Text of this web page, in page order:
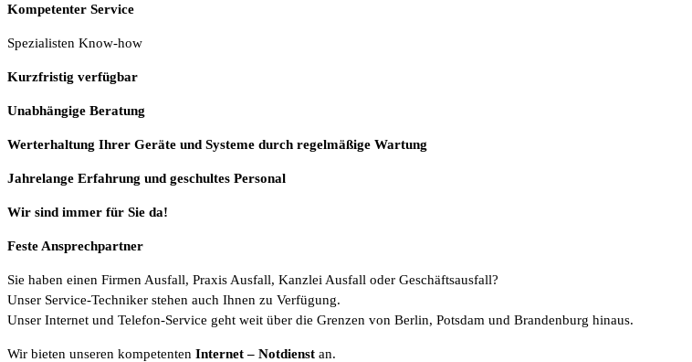
Kompetenter Service
Spezialisten Know-how
Kurzfristig verfügbar
Unabhängige Beratung
Werterhaltung Ihrer Geräte und Systeme durch regelmäßige Wartung
Jahrelange Erfahrung und geschultes Personal
Wir sind immer für Sie da!
Feste Ansprechpartner
Sie haben einen Firmen Ausfall, Praxis Ausfall, Kanzlei Ausfall oder Geschäftsausfall?
Unser Service-Techniker stehen auch Ihnen zu Verfügung.
Unser Internet und Telefon-Service geht weit über die Grenzen von Berlin, Potsdam und Brandenburg hinaus.
Wir bieten unseren kompetenten Internet– Notdienst an.